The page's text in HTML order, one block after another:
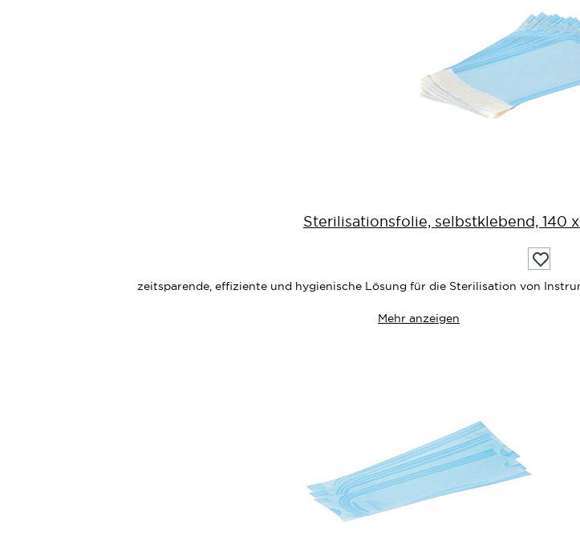
Sterilisationsfolie, selbstklebend, 140
Auf
die
zeitsparende, effiziente und hygienische Lösung für die Sterilisation von
Mehr anzeigen